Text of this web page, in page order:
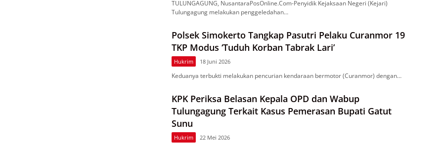
TULUNGAGUNG, NusantaraPosOnline.Com-Penyidik Kejaksaan Negeri (Kejari)
Tulungagung melakukan penggeledahan…
Polsek Simokerto Tangkap Pasutri Pelaku Curanmor 19
TKP Modus ‘Tuduh Korban Tabrak Lari’
Hukrim 18 Juni 2026
Keduanya terbukti melakukan pencurian kendaraan bermotor (Curanmor) dengan…
KPK Periksa Belasan Kepala OPD dan Wabup
Tulungagung Terkait Kasus Pemerasan Bupati Gatut
Sunu
Hukrim 22 Mei 2026